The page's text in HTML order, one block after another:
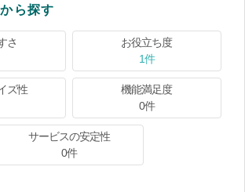
ら探す
さ
お役立ち度
1件
ズ性
機能満足度
0件
サービスの安定性
0件